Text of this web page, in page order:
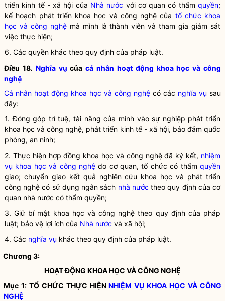
triển kinh tế - xã hội của Nhà nước với cơ quan có thẩmquyền;
kế hoạch phát triển khoa học và công nghệ của tổ chức khoa
học và công nghệmà mình là thành viên và tham gia giám sát
việc thực hiện;
6. Các quyền khác theo quy định của pháp luật.
Điều 18. Nghĩa vụ củacá nhân hoạt động khoa học và công
nghệ
Cá nhân hoạt động khoa học và công nghệ có các nghĩa vụ sau
đây:
1. Đóng góp trí tuệ, tài năng của mình vào sự nghiệp phát triển
khoa học vàcông nghệ, phát triển kinh tế - xã hội, bảo đảm quốc
phòng, an ninh;
2. Thực hiện hợp đồng khoa học và công nghệ đã ký kết, nhiệm
vụ khoa học và công nghệdo cơ quan, tổ chức có thẩmquyền
giao; chuyển giao kết quả nghiên cứu khoa học và phát triển
công nghệ có sử dụng ngân sách nhà nước theo quy định của cơ
quan nhà nước có thẩm quyền;
3. Giữ bí mật khoa học vàcông nghệ theo quy định của pháp
luật; bảo vệ lợi ích của Nhà nước và xã hội;
4. Các nghĩa vụ khác theo quy định của pháp luật.
Chương 3:
HOẠT ĐỘNG KHOA HỌC VÀ CÔNG NGHỆ
Mục 1: TỔ CHỨC THỰC HIỆNNHIỆM VỤ KHOA HỌC VÀ CÔNG
NGHỆ